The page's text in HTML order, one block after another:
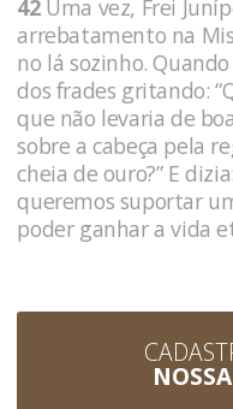
42Uma vez, Frei
arrebatamento na
no lá sozinho.
dos frades gritando:
que não levaria de
sobre a cabeça pela
cheia de ouro?” E
queremos suportar
poder ganhar a vida